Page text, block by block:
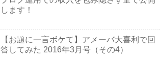
します！
【お題に一言ボケて】アメーバ大喜利で回
答してみた 2016年3月号（その4）